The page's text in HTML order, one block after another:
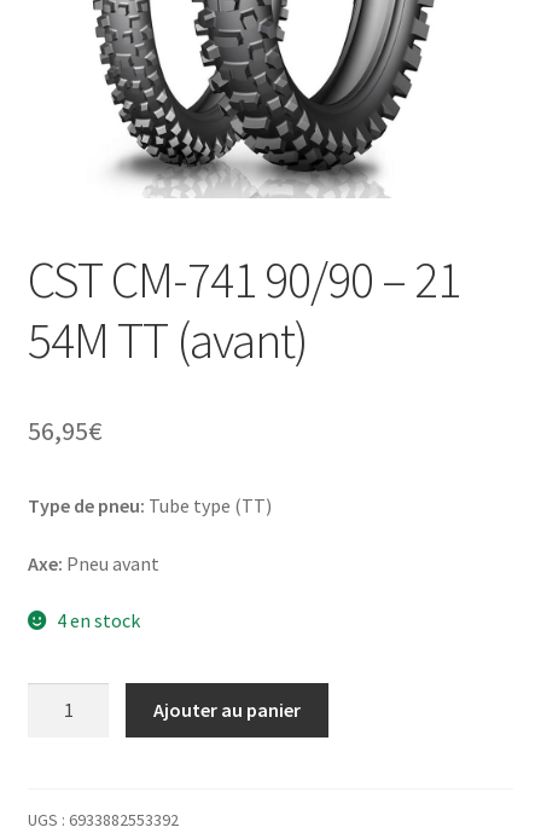
CST CM-741 90/90 – 21
54M TT (avant)
56,95€
Type de pneu: Tube type (TT)
Axe: Pneu avant
4 en stock
741
Ajouter au panier
UGS : 6933882553392